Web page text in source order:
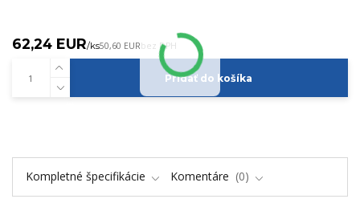
62,24 EUR/ks50,60 EURbez DPH
Pridať do košíka
Kompletné špecifikácie Komentáre 0